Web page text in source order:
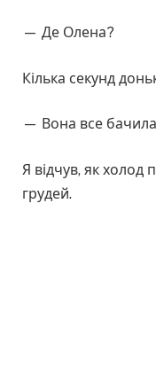
— Де Олена?
Кілька секунд
— Вона все
Я відчув, як холод
грудей.